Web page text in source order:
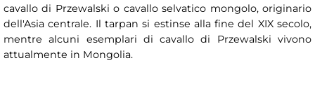
cavallo di Przewalski o cavallo selvatico mongolo, originario
dell'Asia centrale. Il tarpan si estinse alla fine del XIX secolo,
mentre alcuni esemplari di cavallo di Przewalski vivono
attualmente in Mongolia.